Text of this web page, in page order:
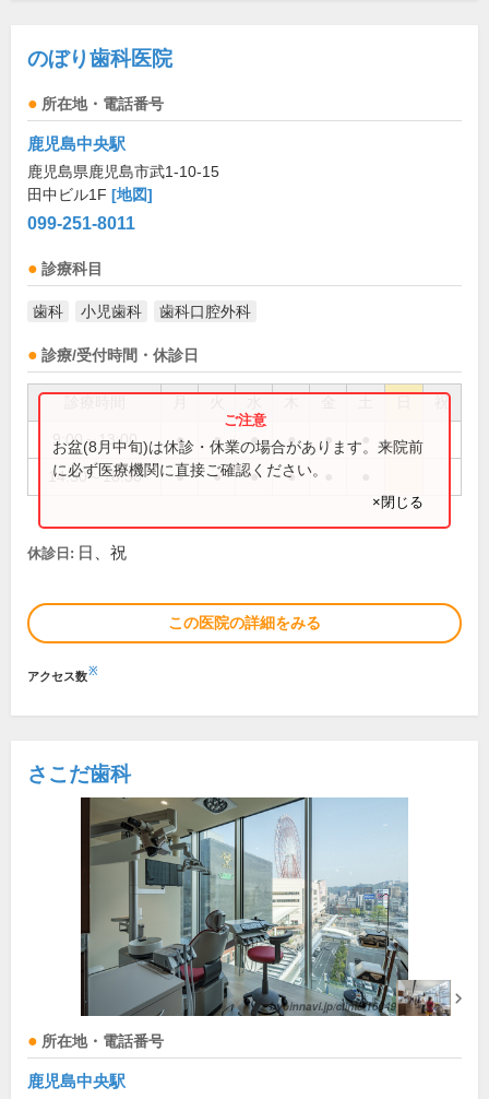
のぼり歯科医院
所在地・電話番号
鹿児島中央駅
鹿児島県鹿児島市武1-10-15
田中ビル1F [地図]
099-251-8011
診療科目
歯科 小児歯科 歯科口腔外科
診療/受付時間・休診日
祝
9:00～13:00 ● ● ● ● ●
14:30～18:30 ● ● ● ●
お盆(8月中旬)は休診・休業の場合があります。来院前
に必ず医療機関に直接ご確認ください。
×閉じる
休診日: 日、祝
この医院の詳細をみる
アクセス数※
さこだ歯科
所在地・電話番号
鹿児島中央駅